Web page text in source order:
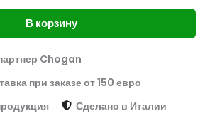
В корзину
Chogan
при заказе от 150 евро
Сделано в Италии